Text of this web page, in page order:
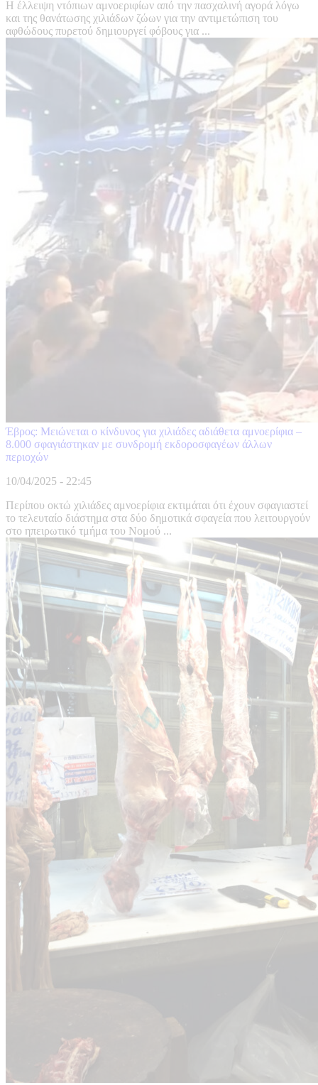
Η έλλειψη ντόπιων αμνοεριφίων από την πασχαλινή αγορά λόγω
και της θανάτωσης χιλιάδων ζώων για την αντιμετώπιση του
αφθώδους πυρετού δημιουργεί φόβους για ...
Έβρος: Μειώνεται ο κίνδυνος για χιλιάδες αδιάθετα αμνοερίφια –
8.000 σφαγιάστηκαν με συνδρομή εκδοροσφαγέων άλλων
περιοχών
10/04/2025 - 22:45
Περίπου οκτώ χιλιάδες αμνοερίφια εκτιμάται ότι έχουν σφαγιαστεί
το τελευταίο διάστημα στα δύο δημοτικά σφαγεία που λειτουργούν
στο ηπειρωτικό τμήμα του Νομού ...